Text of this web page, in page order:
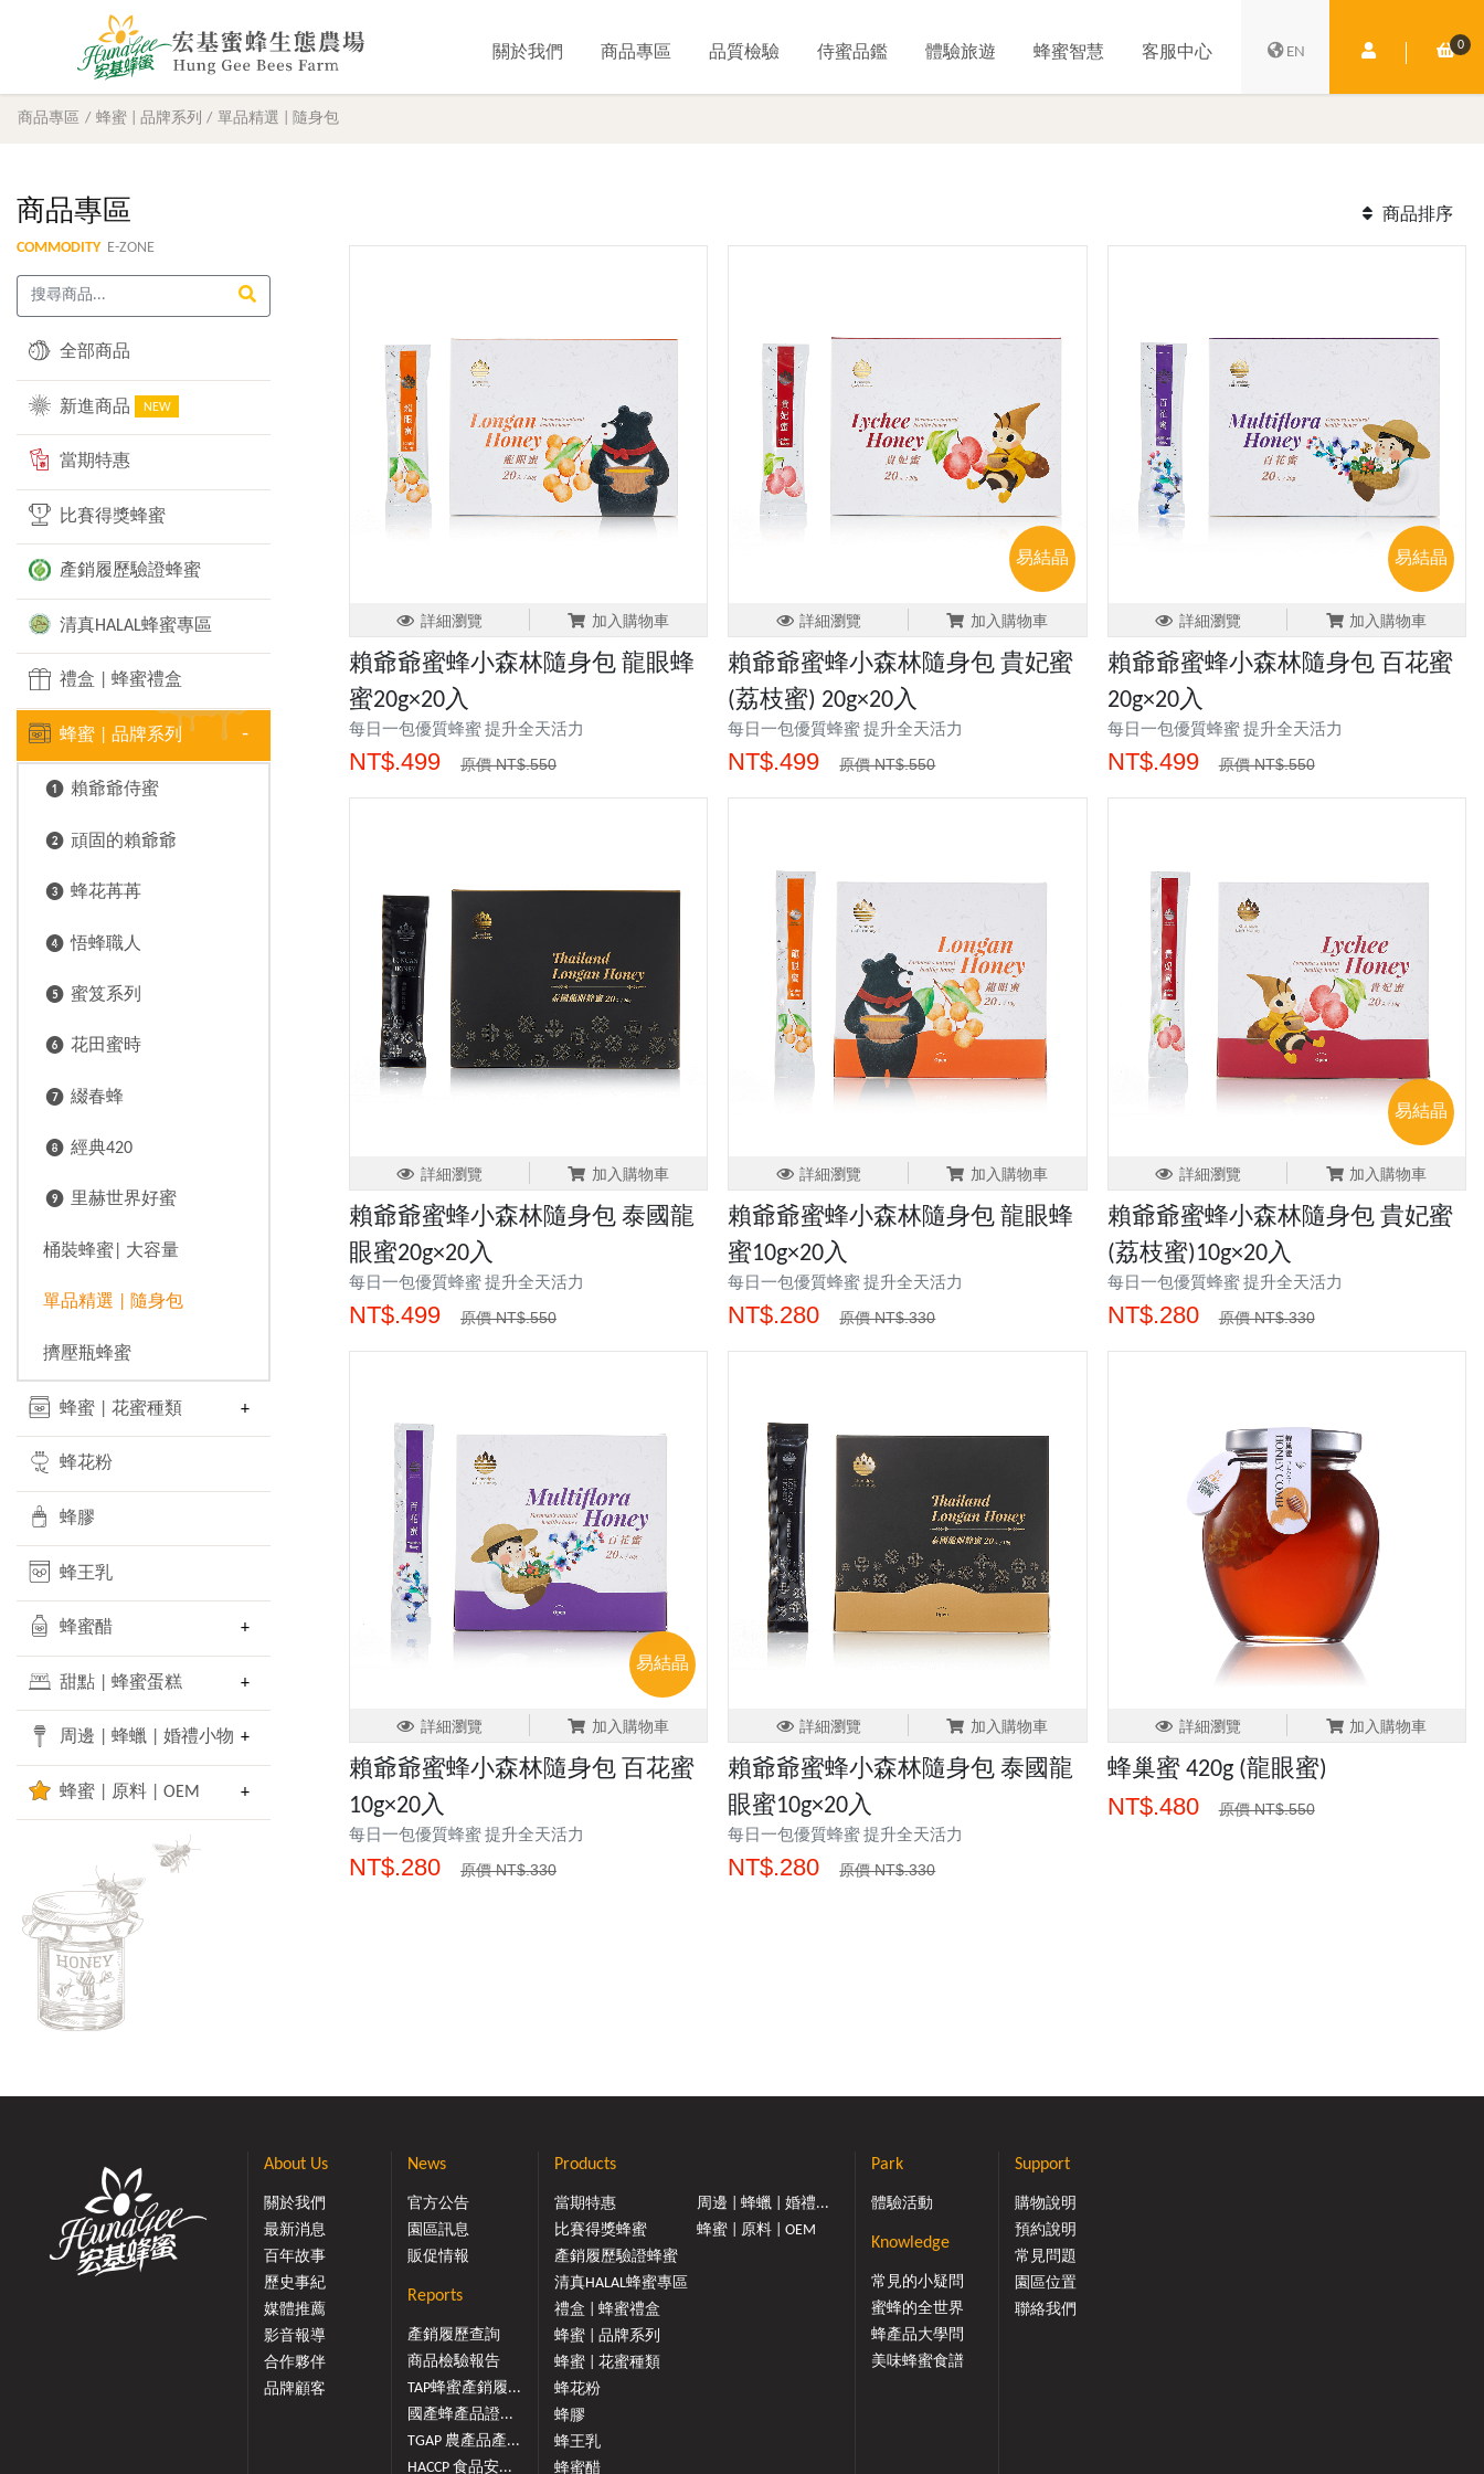
關於我們 商品專區 品質檢驗 侍蜜品鑑 體驗旅遊 蜂蜜智慧 客服中心 EN 會員中心 0
購
商品專區 蜂蜜 | 品牌系列 單品精選 | 隨身包
商品專區
COMMODITY E-ZONE
全部商品
新進商品 NEW
當期特惠
比賽得獎蜂蜜
產銷履歷驗證蜂蜜
清真HALAL蜂蜜專區
禮盒 | 蜂蜜禮盒
蜂蜜 | 品牌系列
❶ 賴爺爺侍蜜
❷ 頑固的賴爺爺
❸ 蜂花苒苒
❹ 悟蜂職人
❺ 蜜笈系列
❻ 花田蜜時
❼ 綴春蜂
❽ 經典420
❾ 里赫世界好蜜
桶裝蜂蜜| 大容量
單品精選 | 隨身包
擠壓瓶蜂蜜
蜂蜜 | 花蜜種類
蜂花粉
蜂膠
蜂王乳
蜂蜜醋
甜點 | 蜂蜜蛋糕
周邊 | 蜂蠟 | 婚禮小物
蜂蜜 | 原料 | OEM
商品排序
詳細瀏覽 加入購物車
賴爺爺蜜蜂小森林隨身包 龍眼蜂
蜜20g×20入
每日一包優質蜂蜜 提升全天活力
NT$.499 原價 NT$.550
易結晶
詳細瀏覽 加入購物車
賴爺爺蜜蜂小森林隨身包 貴妃蜜
(荔枝蜜) 20g×20入
每日一包優質蜂蜜 提升全天活力
NT$.499原價 NT$.550
易結晶
詳細瀏覽 加入購物車
賴爺爺蜜蜂小森林隨身包 百花蜜
20g×20入
每日一包優質蜂蜜 提升全天活力
NT$.499原價 NT$.550
詳細瀏覽 加入購物車
賴爺爺蜜蜂小森林隨身包 泰國龍
眼蜜20g×20入
每日一包優質蜂蜜 提升全天活力
NT$.499 原價 NT$.550
詳細瀏覽 加入購物車
賴爺爺蜜蜂小森林隨身包 龍眼蜂
蜜10g×20入
每日一包優質蜂蜜 提升全天活力
NT$.280原價 NT$.330
易結晶
詳細瀏覽 加入購物車
賴爺爺蜜蜂小森林隨身包 貴妃蜜
(荔枝蜜)10g×20入
每日一包優質蜂蜜 提升全天活力
NT$.280原價 NT$.330
易結晶
詳細瀏覽 加入購物車
賴爺爺蜜蜂小森林隨身包 百花蜜
10g×20入
每日一包優質蜂蜜 提升全天活力
NT$.280 原價 NT$.330
詳細瀏覽 加入購物車
賴爺爺蜜蜂小森林隨身包 泰國龍
眼蜜10g×20入
每日一包優質蜂蜜 提升全天活力
NT$.280原價 NT$.330
詳細瀏覽 加入購物車
蜂巢蜜 420g (龍眼蜜)
NT$.480原價 NT$.550
About Us
關於我們
最新消息
百年故事
歷史事紀
媒體推薦
影音報導
合作夥伴
品牌顧客
News
官方公告
園區訊息
販促情報
Reports
產銷履歷查詢
商品檢驗報告
TAP蜂蜜產銷履...
國產蜂產品證...
TGAP 農產品產...
HACCP 食品安...
Products
當期特惠
比賽得獎蜂蜜
產銷履歷驗證蜂蜜
清真HALAL蜂蜜專區
禮盒 | 蜂蜜禮盒
蜂蜜 | 品牌系列
蜂蜜 | 花蜜種類
蜂花粉
蜂膠
蜂王乳
蜂蜜醋
周邊 | 蜂蠟 | 婚禮...
蜂蜜 | 原料 | OEM
Park
體驗活動
Knowledge
常見的小疑問
蜜蜂的全世界
蜂產品大學問
美味蜂蜜食譜
Support
購物說明
預約說明
常見問題
園區位置
聯絡我們